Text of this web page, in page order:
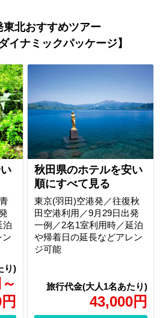
東北おすすめツアー
イナミックパッケージ】
～
円
泊
ン
秋田県のホテルを安い
順にすべて見る
43,000円
東京(羽田)空港発／往復秋
田空港利用／9月29日出発
一例／2名1室利用時／延泊
や帰着日の延長などアレン
ジ可能